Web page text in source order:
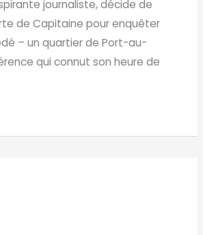
journaliste, décide de
de Capitaine pour enquêter
– un quartier de Port-au-
qui connut son heure de